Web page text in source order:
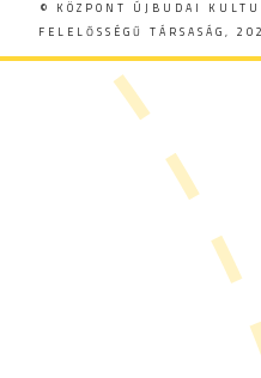
© KÖZPONT ÚJBUDAI
FELELŐSSÉGŰ TÁRSASÁG,